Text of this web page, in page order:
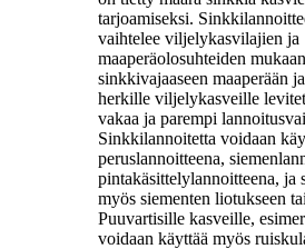
tarjoamiseksi.
vaihtelee viljelykasvilajien ja
maaperäolosuhteiden
sinkkivajaaseen maaperään
herkille viljelykasveille
vakaa ja parempi
Sinkkilannoitetta voidaan
peruslannoitteena,
pintakäsittelylannoitteena, ja
myös siementen liotukseen
Puuvartisille kasveille,
voidaan käyttää myös